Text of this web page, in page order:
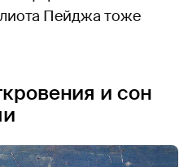
Пейджа тоже
и сон